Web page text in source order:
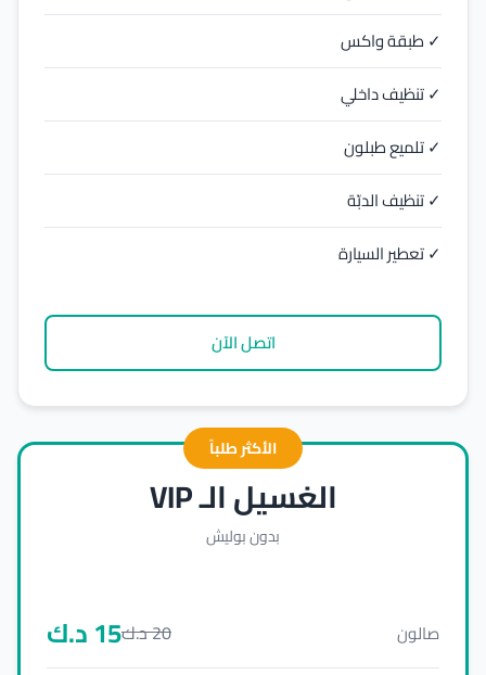
✓ طبقة واكس
✓ تنظيف داخلي
✓ تلميع طبلون
✓ تنظيف الدبّة
✓ تعطير السيارة
اتصل الآن
الأكثر طلباً
الغسيل الـ VIP
بدون بوليش
صالون 20د.ك15د.ك